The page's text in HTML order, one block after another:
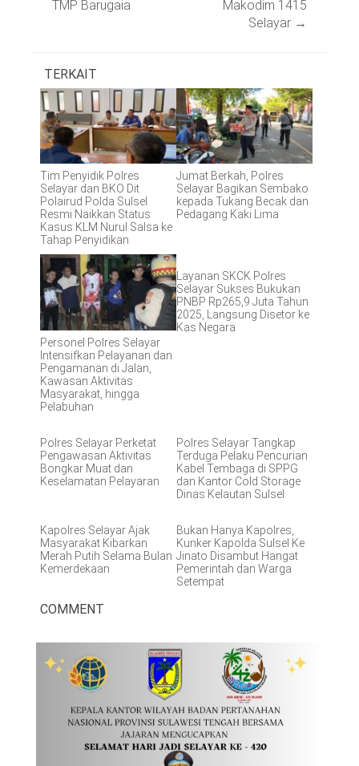
TMP Barugaia
Makodim 1415
Selayar →
TERKAIT
Tim Penyidik Polres
Selayar dan BKO Dit
Polairud Polda Sulsel
Resmi Naikkan Status
Kasus KLM Nurul Salsa ke
Tahap Penyidikan
Jumat Berkah, Polres
Selayar Bagikan Sembako
kepada Tukang Becak dan
Pedagang Kaki Lima
Personel Polres Selayar
Intensifkan Pelayanan dan
Pengamanan di Jalan,
Kawasan Aktivitas
Masyarakat, hingga
Pelabuhan
Layanan SKCK Polres
Selayar Sukses Bukukan
PNBP Rp265,9 Juta Tahun
2025, Langsung Disetor ke
Kas Negara
Polres Selayar Perketat
Pengawasan Aktivitas
Bongkar Muat dan
Keselamatan Pelayaran
Polres Selayar Tangkap
Terduga Pelaku Pencurian
Kabel Tembaga di SPPG
dan Kantor Cold Storage
Dinas Kelautan Sulsel
Kapolres Selayar Ajak
Masyarakat Kibarkan
Merah Putih Selama Bulan
Kemerdekaan
Bukan Hanya Kapolres,
Kunker Kapolda Sulsel Ke
Jinato Disambut Hangat
Pemerintah dan Warga
Setempat
COMMENT